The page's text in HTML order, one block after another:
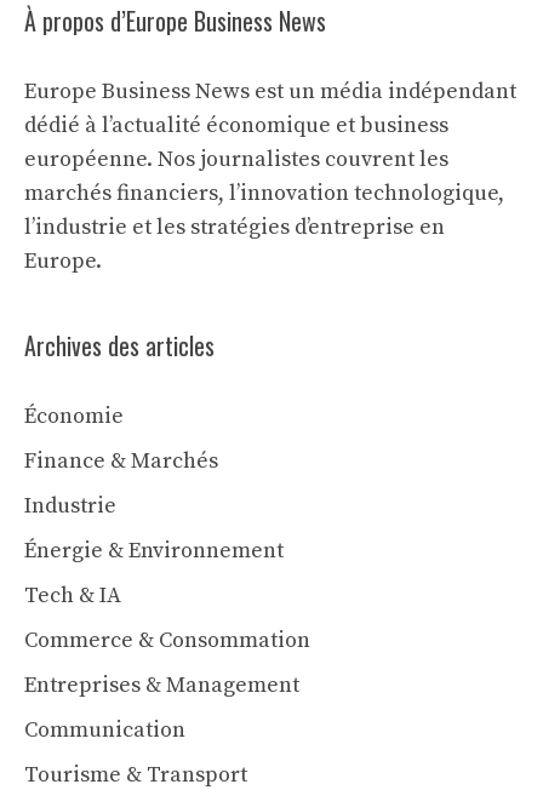
À propos d’Europe Business News
Europe Business News est un média indépendant
dédié à l’actualité économique et business
européenne. Nos journalistes couvrent les
marchés financiers, l’innovation technologique,
l’industrie et les stratégies d’entreprise en
Europe.
Archives des articles
Économie
Finance & Marchés
Industrie
Énergie & Environnement
Tech & IA
Commerce & Consommation
Entreprises & Management
Communication
Tourisme & Transport